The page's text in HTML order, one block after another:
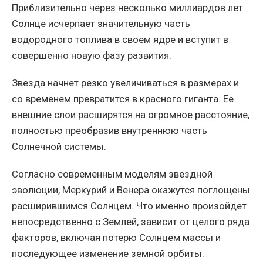
Приблизительно через несколько миллиардов лет
Солнце исчерпает значительную часть
водородного топлива в своем ядре и вступит в
совершенно новую фазу развития.
Звезда начнет резко увеличиваться в размерах и
со временем превратится в красного гиганта. Ее
внешние слои расширятся на огромное расстояние,
полностью преобразив внутреннюю часть
Солнечной системы.
Согласно современным моделям звездной
эволюции, Меркурий и Венера окажутся поглощены
расширившимся Солнцем. Что именно произойдет
непосредственно с Землей, зависит от целого ряда
факторов, включая потерю Солнцем массы и
последующее изменение земной орбиты.